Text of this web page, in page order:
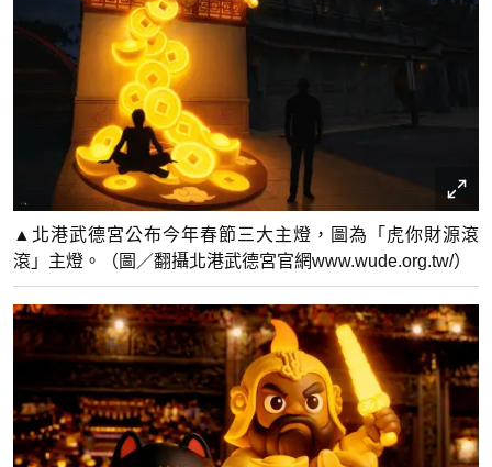
▲北港武德宮公布今年春節三大主燈，圖為「虎你財源滾
滾」主燈。（圖／翻攝北港武德宮官網www.wude.org.tw/）